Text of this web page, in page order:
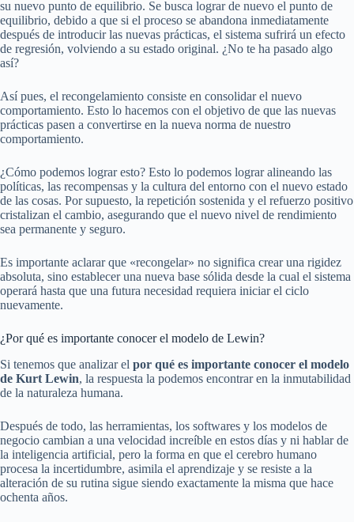
su nuevo punto de equilibrio. Se busca lograr de nuevo el punto de
equilibrio, debido a que si el proceso se abandona inmediatamente
después de introducir las nuevas prácticas, el sistema sufrirá un efecto
de regresión, volviendo a su estado original. ¿No te ha pasado algo
así?
Así pues, el recongelamiento consiste en consolidar el nuevo
comportamiento. Esto lo hacemos con el objetivo de que las nuevas
prácticas pasen a convertirse en la nueva norma de nuestro
comportamiento.
¿Cómo podemos lograr esto? Esto lo podemos lograr alineando las
políticas, las recompensas y la cultura del entorno con el nuevo estado
de las cosas. Por supuesto, la repetición sostenida y el refuerzo positivo
cristalizan el cambio, asegurando que el nuevo nivel de rendimiento
sea permanente y seguro.
Es importante aclarar que «recongelar» no significa crear una rigidez
absoluta, sino establecer una nueva base sólida desde la cual el sistema
operará hasta que una futura necesidad requiera iniciar el ciclo
nuevamente.
¿Por qué es importante conocer el modelo de Lewin?
Si tenemos que analizar el por qué es importante conocer el modelo
de Kurt Lewin, la respuesta la podemos encontrar en la inmutabilidad
de la naturaleza humana.
Después de todo, las herramientas, los softwares y los modelos de
negocio cambian a una velocidad increíble en estos días y ni hablar de
la inteligencia artificial, pero la forma en que el cerebro humano
procesa la incertidumbre, asimila el aprendizaje y se resiste a la
alteración de su rutina sigue siendo exactamente la misma que hace
ochenta años.